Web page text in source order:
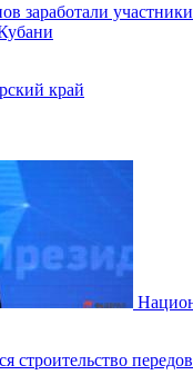
заработали участники
край
строительство